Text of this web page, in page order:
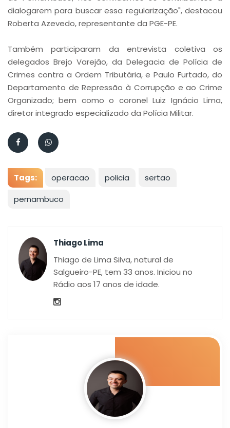
dialogarem para buscar essa regularização", destacou
Roberta Azevedo, representante da PGE-PE.
Também participaram da entrevista coletiva os
delegados Brejo Varejão, da Delegacia de Polícia de
Crimes contra a Ordem Tributária, e Paulo Furtado, do
Departamento de Repressão à Corrupção e ao Crime
Organizado; bem como o coronel Luiz Ignácio Lima,
diretor integrado especializado da Polícia Militar.
Tags: operacao policia
sertao
pernambuco
Thiago Lima
Thiago de Lima Silva, natural de
Salgueiro-PE, tem 33 anos. Iniciou no
Rádio aos 17 anos de idade.